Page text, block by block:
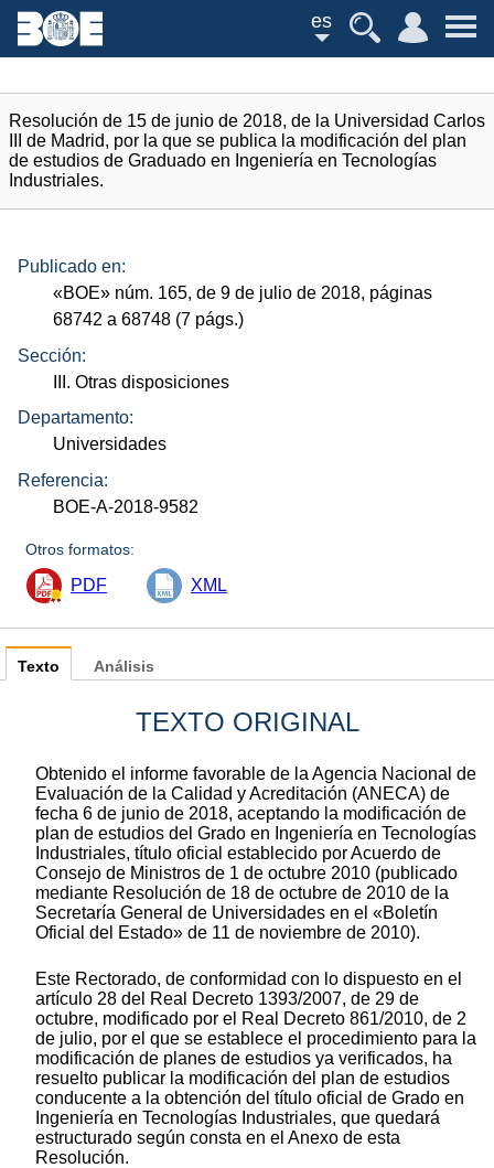
es
Resolución de 15 de junio de 2018, de la Universidad Carlos
III de Madrid, por la que se publica la modificación del plan
de estudios de Graduado en Ingeniería en Tecnologías
Industriales.
Publicado en:
«BOE» núm. 165, de 9 de julio de 2018, páginas
68742 a 68748 (7 págs.)
Sección:
III. Otras disposiciones
Departamento:
Universidades
Referencia:
BOE-A-2018-9582
Otros formatos:
PDF XML
Texto
TEXTO ORIGINAL
Obtenido el informe favorable de la Agencia Nacional de
Evaluación de la Calidad y Acreditación (ANECA) de
fecha 6 de junio de 2018, aceptando la modificación de
plan de estudios del Grado en Ingeniería en Tecnologías
Industriales, título oficial establecido por Acuerdo de
Consejo de Ministros de 1 de octubre 2010 (publicado
mediante Resolución de 18 de octubre de 2010 de la
Secretaría General de Universidades en el «Boletín
Oficial del Estado» de 11 de noviembre de 2010).
Este Rectorado, de conformidad con lo dispuesto en el
artículo 28 del Real Decreto 1393/2007, de 29 de
octubre, modificado por el Real Decreto 861/2010, de 2
de julio, por el que se establece el procedimiento para la
modificación de planes de estudios ya verificados, ha
resuelto publicar la modificación del plan de estudios
conducente a la obtención del título oficial de Grado en
Ingeniería en Tecnologías Industriales, que quedará
estructurado según consta en el Anexo de esta
Resolución.
Análisis